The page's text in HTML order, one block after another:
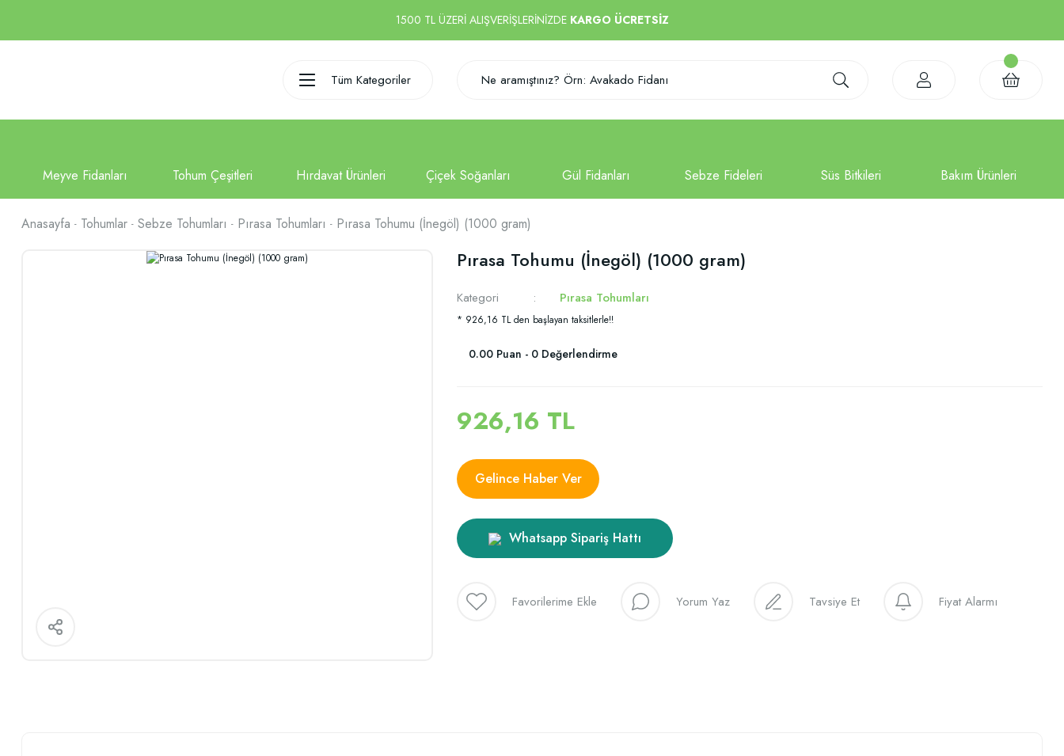
1500 TL ÜZERİ ALIŞVERİŞLERİNİZDE KARGO ÜCRETSİZ
Tüm Kategoriler
Anasayfa Tohumlar Sebze Tohumları Pırasa Tohumları Pırasa Tohumu (İnegöl) (1000 gram)
Pırasa Tohumu (İnegöl) (1000 gram)
Kategori Pırasa Tohumları
* 926,16 TL den başlayan taksitlerle!!
0.00 Puan - 0 Değerlendirme
926,16 TL
Gelince Haber Ver
Whatsapp Sipariş Hattı
Yorum Yaz Tavsiye Et Fiyat Alarmı